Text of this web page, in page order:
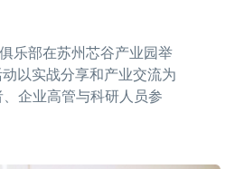
乐部在苏州芯谷产业园举
以实战分享和产业交流为
企业高管与科研人员参